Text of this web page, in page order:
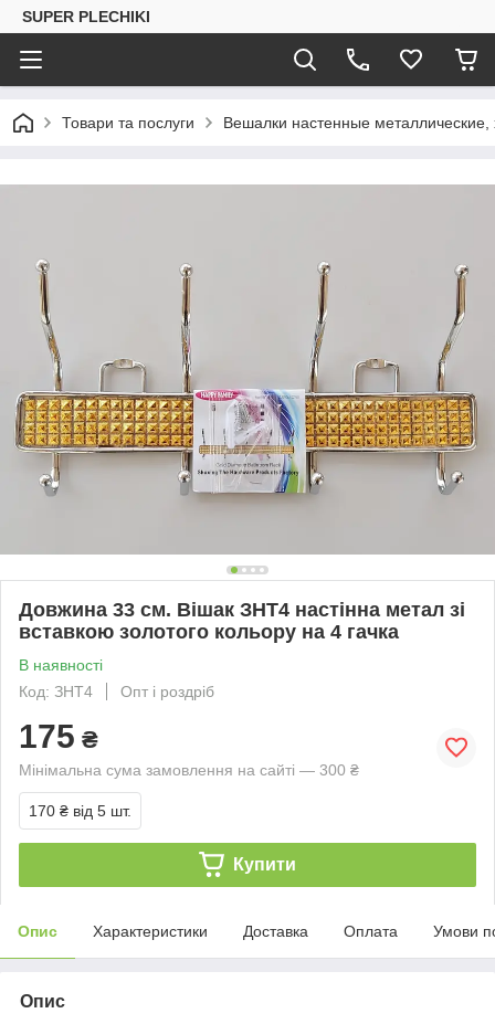
SUPER PLECHIKI
Товари та послуги Вешалки настенные
Довжина 33 см. Вішак ЗНТ4 настінна метал зі
вставкою золотого кольору на 4 гачка
В наявності
Код: ЗНТ4
Опт і роздріб
175 ₴
Мінімальна сума замовлення на сайті — 300 ₴
170 ₴ від 5 шт.
Купити
Опис Характеристики Доставка Оплата Умови
Опис